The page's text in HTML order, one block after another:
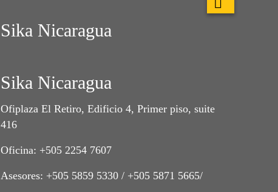
Sika Nicaragua
Sika Nicaragua
Ofiplaza El Retiro, Edificio 4, Primer piso, suite
416
Oficina: +505 2254 7607
Asesores: +505 5859 5330 / +505 5871 5665/